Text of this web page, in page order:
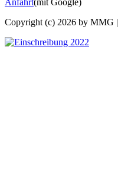
Copyright (c) 2026 by MMG |